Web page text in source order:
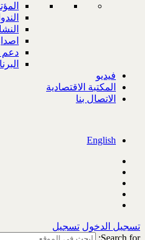
دعم
فيديو
المكتبة الاقتصادية
الاتصال بنا
English
تسجيل الدخول تسجيل